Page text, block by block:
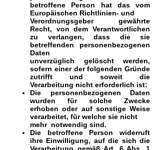
betroffene Person hat das vom
Europäischen Richtlinien- und
Verordnungsgeber gewährte
Recht, von dem Verantwortlichen
zu verlangen, dass die sie
betreffenden personenbezogenen
Daten
unverzüglich gelöscht werden,
sofern einer der folgenden Gründe
zutrifft und soweit die
Verarbeitung nicht erforderlich ist:
Die personenbezogenen Daten
wurden für solche Zwecke
erhoben oder auf sonstige Weise
verarbeitet, für welche sie nicht
mehr notwendig sind.
Die betroffene Person widerruft
ihre Einwilligung, auf die sich die